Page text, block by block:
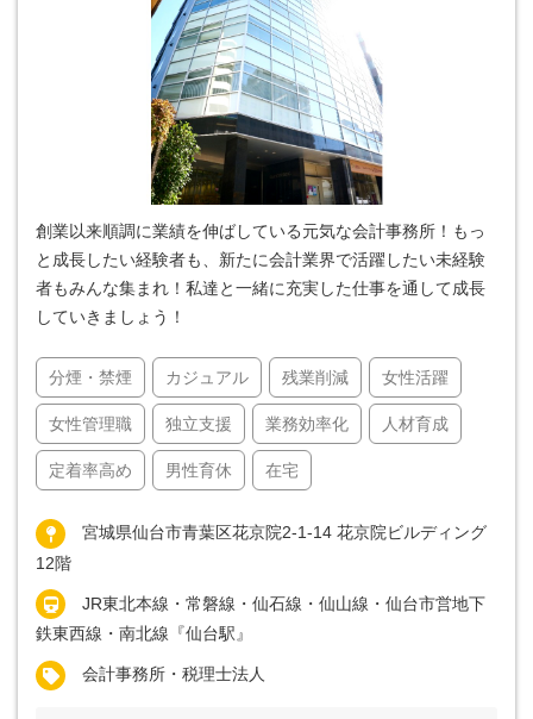
創業以来順調に業績を伸ばしている元気な会計事務所！もっ
と成長したい経験者も、新たに会計業界で活躍したい未経験
者もみんな集まれ！私達と一緒に充実した仕事を通して成長
していきましょう！
分煙・禁煙 カジュアル 残業削減 女性活躍
女性管理職 独立支援 業務効率化 人材育成
定着率高め 男性育休 在宅
宮城県仙台市青葉区花京院2-1-14 花京院ビルディング
12階
JR東北本線・常磐線・仙石線・仙山線・仙台市営地下
鉄東西線・南北線『仙台駅』
会計事務所・税理士法人